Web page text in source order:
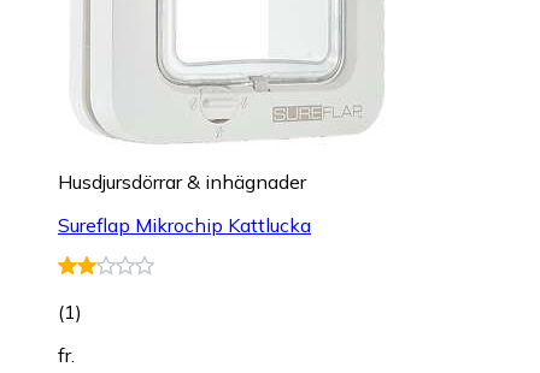
Husdjursdörrar & inhägnader
Sureflap Mikrochip Kattlucka
(1)
fr.